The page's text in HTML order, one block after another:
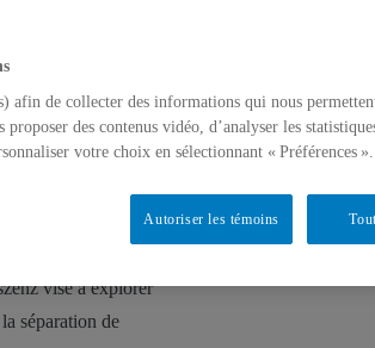
septembre 21,
Par Elisa
vise à explorer
séparation de
afin de collecter des informations qui nous
des contenus vidéo, d’analyser les
votre choix en sélectionnant « Préférences ».
Autoriser les témoins